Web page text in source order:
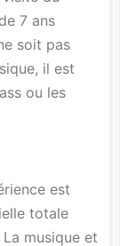
7 ans
soit pas
il est
ou les
est
totale
musique et